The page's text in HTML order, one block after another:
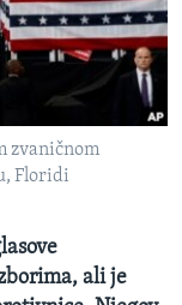
zvaničnom
Floridi
ali je